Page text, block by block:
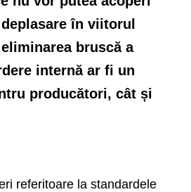
în viitorul
bruscă a
internă ar fi un
producători, cât și
referitoare la standardele